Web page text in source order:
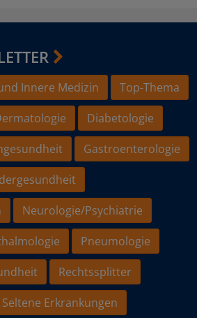
Innere Medizin
Top-Thema
Diabetologie
Gastroenterologie
Neurologie/Psychiatrie
Pneumologie
Rechtssplitter
Seltene Erkrankungen